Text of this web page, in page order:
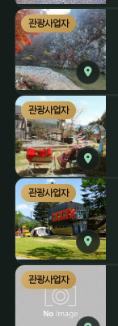
관광사업자
관광사업자
관광사업자
관광사업자